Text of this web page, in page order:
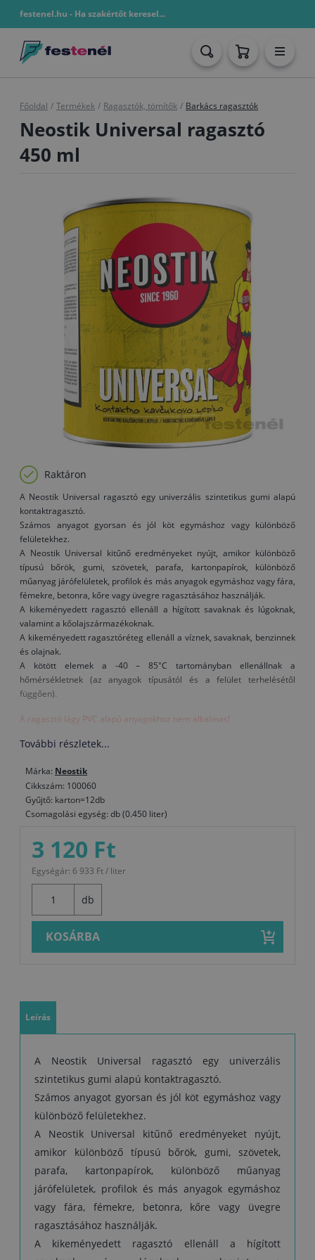
festenel.hu - Ha szakértőt keresel...
Főoldal / Termékek / Ragasztók, tömítők / Barkács ragasztók
Neostik Universal ragasztó
450 ml
Raktáron
A Neostik Universal ragasztó egy univerzális szintetikus gumi alapú
kontaktragasztó.
Számos anyagot gyorsan és jól köt egymáshoz vagy különböző
felületekhez.
A Neostik Universal kitűnő eredményeket nyújt, amikor különböző
típusú bőrök, gumi, szövetek, parafa, kartonpapírok, különböző
műanyag járófelületek, profilok és más anyagok egymáshoz vagy fára,
fémekre, betonra, kőre vagy üvegre ragasztásához használják.
A kikeményedett ragasztó ellenáll a hígított savaknak és lúgoknak,
valamint a kőolajszármazékoknak.
A kikeményedett ragasztóréteg ellenáll a víznek, savaknak, benzinnek
és olajnak.
A kötött elemek a -40 – 85°C tartományban ellenállnak a
hőmérsékletnek (az anyagok típusától és a felület terhelésétől
függően).
A ragasztó lágy PVC alapú anyagokhoz nem alkalmas!
Alkalmazás:
A kötni kívánt felületeket először minden szennyeződéstől (olaj,
zsírok, festék- és lakkmaradványok) meg kell tisztítani, és
pormentesíteni kell.
A felületeknek száraznak kell lennie.
A sima felületeket ragasztás előtt érdesíteni kell, és a nagyobb
kiszerelésű ragasztót alaposan fel kell keverni.
A ragasztót egy rövidebb, merevebb ecsettel vagy kis fogazású
két felületre, melyeket össze szeretne ragasztani.
A ragasztót hagyni kell megfelelően megszáradni, majd a
felületeket összenyomással össze kell illeszteni (körülbelül 30
másodpercen át 0,5 – 3 kg/cm2 erővel).
Szárazanyagtartalom: min. 20%
Viszkozitás: 1600–3000 mPas
Feldolgozhatósági idő: 7–10 perc ( függ az anyagoktól, a
hőmérséklettől, a páratartalomtól stb.)Hagyja a ragasztót annyira
megszáradni, hogy a felülete már csak kicsit legyen ragadós.
Felhordás: mindkét oldalra egy kemény ecsettel vagy kis fogazott
spatulával
Kiadósság: 150–250 g/m2 (a kötni kívánt felülettől függően)
Tárolás: +8 – +25 °C-on
További részletek...
Márka: Neostik
Cikkszám: 100060
Gyűjtő: karton=12db
Csomagolási egység: db (0.450 liter)
3 120 Ft
Egységár: 6 933 Ft / liter
db
KOSÁRBA
Leírás
A Neostik Universal ragasztó egy univerzális
szintetikus gumi alapú kontaktragasztó.
Számos anyagot gyorsan és jól köt egymáshoz vagy
különböző felületekhez.
A Neostik Universal kitűnő eredményeket nyújt,
amikor különböző típusú bőrök, gumi, szövetek,
parafa, kartonpapírok, különböző műanyag
járófelületek, profilok és más anyagok egymáshoz
vagy fára, fémekre, betonra, kőre vagy üvegre
ragasztásához használják.
A kikeményedett ragasztó ellenáll a hígított